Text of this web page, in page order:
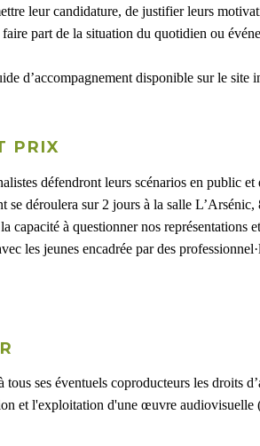
leur candidature, de justifier leurs
part de la situation du quotidien ou
d’accompagnement disponible sur le site
PRIX
défendront leurs scénarios en public
se déroulera sur 2 jours à la salle
capacité à questionner nos représentations
les jeunes encadrée par des
tous ses éventuels coproducteurs les droits
et l'exploitation d'une œuvre